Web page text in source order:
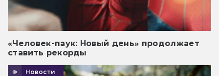
«Человек-паук: Новый день» продолжает
ставить рекорды
Новости